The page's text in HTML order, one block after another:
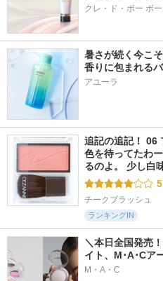
クレ・ド・ポー ボ
暑さが続く今こ
香りに包まれるバ
アユーラ
追記の追記！ 06
色を待ってたわ
るのよ。 少し白
5
チークブラッシュ
ランキングIN
＼本日全国発売
イト、M･A･Cア
M・A・C